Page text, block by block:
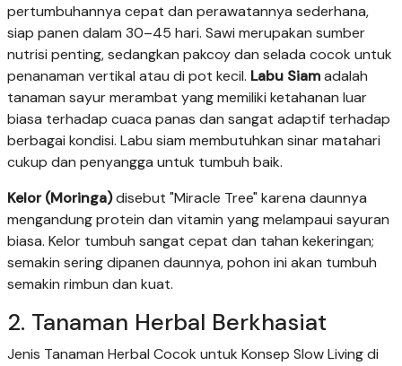
pertumbuhannya cepat dan perawatannya sederhana,
siap panen dalam 30–45 hari. Sawi merupakan sumber
nutrisi penting, sedangkan pakcoy dan selada cocok untuk
penanaman vertikal atau di pot kecil. Labu Siamadalah
tanaman sayur merambat yang memiliki ketahanan luar
biasa terhadap cuaca panas dan sangat adaptif terhadap
berbagai kondisi. Labu siam membutuhkan sinar matahari
cukup dan penyangga untuk tumbuh baik.
Kelor (Moringa)disebut "Miracle Tree" karena daunnya
mengandung protein dan vitamin yang melampaui sayuran
biasa. Kelor tumbuh sangat cepat dan tahan kekeringan;
semakin sering dipanen daunnya, pohon ini akan tumbuh
semakin rimbun dan kuat.
2. Tanaman Herbal Berkhasiat
Jenis Tanaman Herbal Cocok untuk Konsep Slow Living di